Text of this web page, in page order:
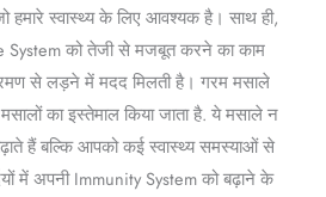
हमारे स्वास्थ्य के लिए आवश्यक है। साथ ही,
System को तेजी से मजबूत करने का काम
से लड़ने में मदद मिलती है। गरम मसाले
का इस्तेमाल किया जाता है. ये मसाले न
हैं बल्कि आपको कई स्वास्थ्य समस्याओं से
में अपनी Immunity System को बढ़ाने के